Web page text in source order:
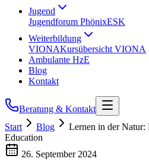
Jugend
Jugendforum PhönixESK
Weiterbildung
VIONAKursübersicht VIONA
Ambulante HzE
Blog
Kontakt
Beratung & Kontakt
Start
Blog
Lernen in der
Education
26. September 2024